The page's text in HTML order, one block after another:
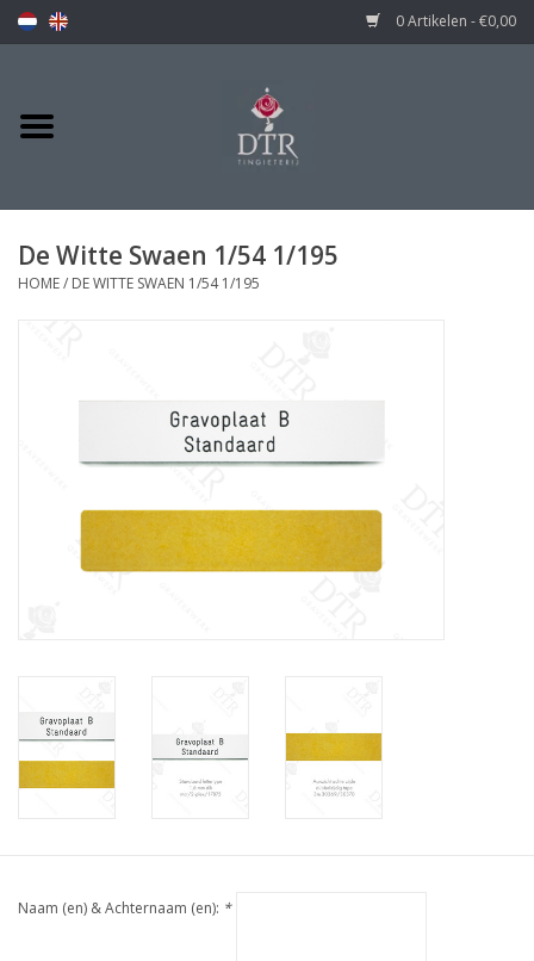
0 Artikelen - €0,00
De Witte Swaen 1/54 1/195
HOME/ DE WITTE SWAEN 1/54 1/195
Naam (en) & Achternaam (en): *